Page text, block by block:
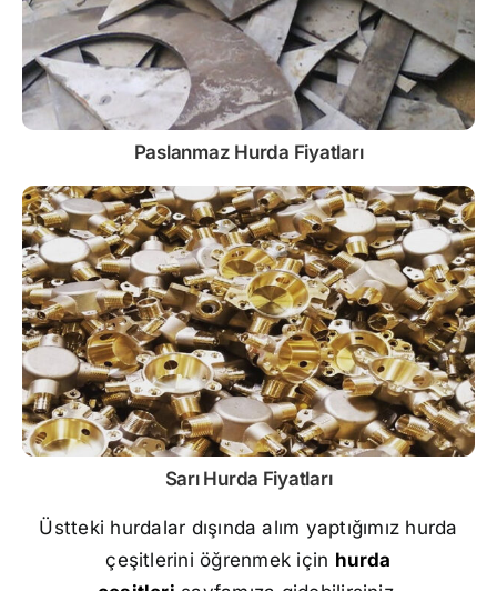
Paslanmaz Hurda Fiyatları
Sarı Hurda Fiyatları
Üstteki hurdalar dışında alım yaptığımız hurda
çeşitlerini öğrenmek için hurda